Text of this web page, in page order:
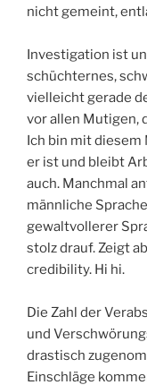
nicht gemeint,
Investigation ist
schüchternes,
vielleicht gerade
vor allen Mutigen,
Ich bin mit
er ist und bleibt
auch. Manchmal
männliche
gewaltvollerer
stolz drauf. Zeigt
credibility. Hi hi.
Die Zahl der
und
drastisch
Einschläge